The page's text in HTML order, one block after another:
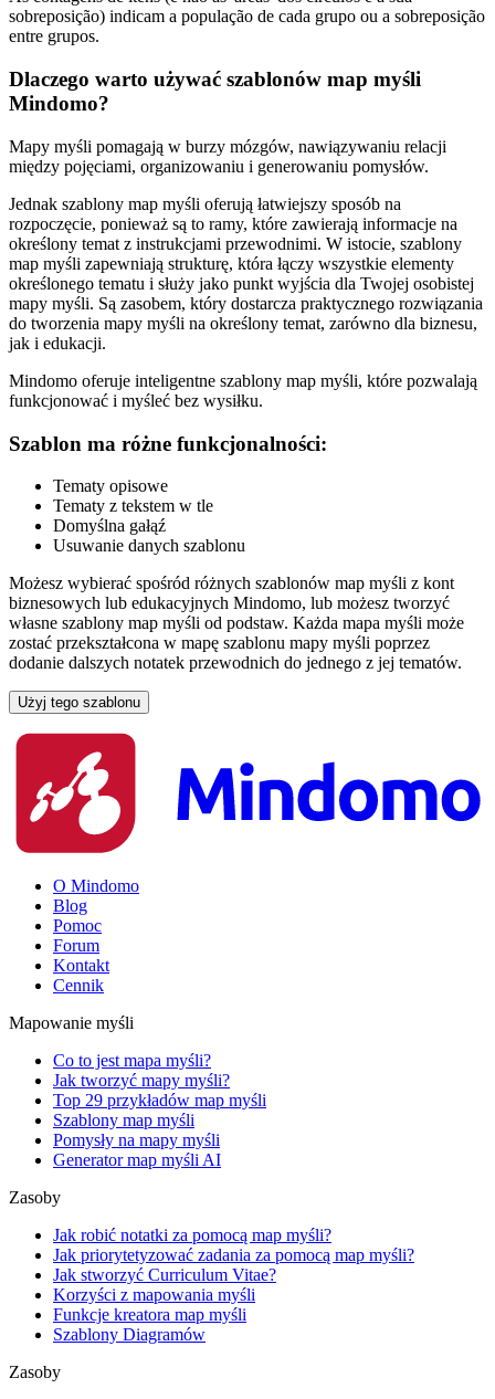
sobreposição) indicam a população de cada grupo ou a sobreposição
entre grupos.
Dlaczego warto używać szablonów map myśli
Mindomo?
Mapy myśli pomagają w burzy mózgów, nawiązywaniu relacji
między pojęciami, organizowaniu i generowaniu pomysłów.
Jednak szablony map myśli oferują łatwiejszy sposób na
rozpoczęcie, ponieważ są to ramy, które zawierają informacje na
określony temat z instrukcjami przewodnimi. W istocie, szablony
map myśli zapewniają strukturę, która łączy wszystkie elementy
określonego tematu i służy jako punkt wyjścia dla Twojej osobistej
mapy myśli. Są zasobem, który dostarcza praktycznego rozwiązania
do tworzenia mapy myśli na określony temat, zarówno dla biznesu,
jak i edukacji.
Mindomo oferuje inteligentne szablony map myśli, które pozwalają
funkcjonować i myśleć bez wysiłku.
Szablon ma różne funkcjonalności:
Tematy opisowe
Tematy z tekstem w tle
Domyślna gałąź
Usuwanie danych szablonu
Możesz wybierać spośród różnych szablonów map myśli z kont
biznesowych lub edukacyjnych Mindomo, lub możesz tworzyć
własne szablony map myśli od podstaw. Każda mapa myśli może
zostać przekształcona w mapę szablonu mapy myśli poprzez
dodanie dalszych notatek przewodnich do jednego z jej tematów.
Użyj tego szablonu
O Mindomo
Blog
Pomoc
Forum
Kontakt
Cennik
Mapowanie myśli
Co to jest mapa myśli?
Jak tworzyć mapy myśli?
Top 29 przykładów map myśli
Szablony map myśli
Pomysły na mapy myśli
Generator map myśli AI
Zasoby
Jak robić notatki za pomocą map myśli?
Jak priorytetyzować zadania za pomocą map myśli?
Jak stworzyć Curriculum Vitae?
Korzyści z mapowania myśli
Funkcje kreatora map myśli
Szablony Diagramów
Zasoby